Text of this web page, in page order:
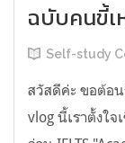
ฉบับคนขี้เ
Self-study
สวัสดีค่ะ ขอต้อ
vlog นี้เราตั้งใ